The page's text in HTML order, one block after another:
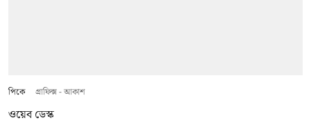
পিকে গ্রাফিক্স - আকাশ
ওয়েব ডেস্ক